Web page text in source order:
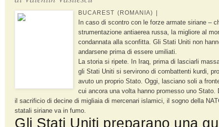
BUCAREST (ROMANIA) |
In caso di scontro con le forze armate siriane –
strumentazione antiaerea russa, la migliore al
condannata alla sconfitta. Gli Stati Uniti non
andarsene prima di essere umiliati.
La storia si ripete. In Iraq, prima di lasciarli
gli Stati Uniti si servirono di combattenti kurdi,
avuto un proprio Stato. Oggi, lasciano soli a
cui ancora una volta hanno promesso uno Stato.
il sacrificio di decine di migliaia di mercenari islamici, il sogno della
statali siriane va in fumo.
Gli Stati Uniti preparano una